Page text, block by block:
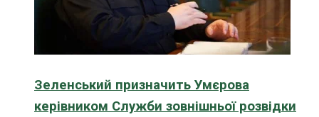
Зеленський призначить Умєрова
керівником Служби зовнішньої розвідки